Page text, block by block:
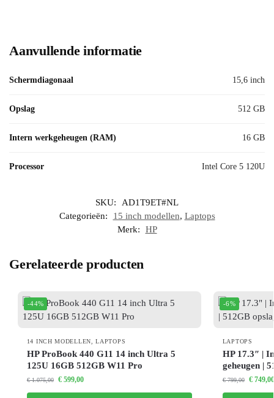
Aanvullende informatie
Schermdiagonaal 15,6 inch
Opslag 512 GB
Intern werkgeheugen (RAM) 16 GB
Processor Intel Core 5 120U
SKU:
AD1T9ET#NL
Categorieën:
15 inch modellen, Laptops
Merk:
HP
Gerelateerde producten
-44%
14 INCH MODELLEN,LAPTOPS
HP ProBook 440 G11 14 inch Ultra 5
125U 16GB 512GB W11 Pro
€1.075,00 €599,00
-6%
LAPTOPS
HP 17.3″ |
geheugen |
€799,00 €749,00